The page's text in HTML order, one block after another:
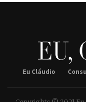
Eu Cláudio